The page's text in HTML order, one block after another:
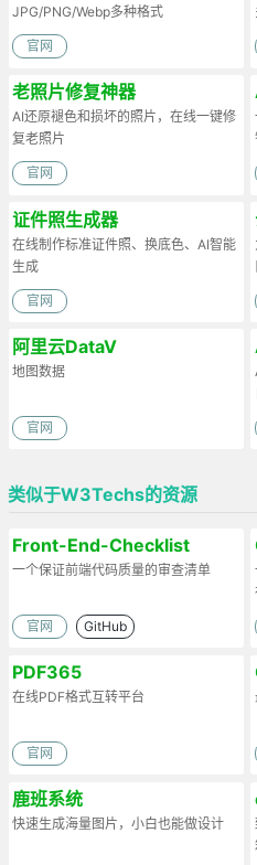
JPG/PNG/Webp多种格式
官网
老照片修复神器
AI还原褪色和损坏的照片，在线一键修
复老照片
官网
证件照生成器
在线制作标准证件照、换底色、AI智能
生成
官网
阿里云DataV
地图数据
官网
类似于W3Techs的资源
Front-End-Checklist
一个保证前端代码质量的审查清单
官网 GitHub
PDF365
在线PDF格式互转平台
官网
鹿班系统
快速生成海量图片，小白也能做设计